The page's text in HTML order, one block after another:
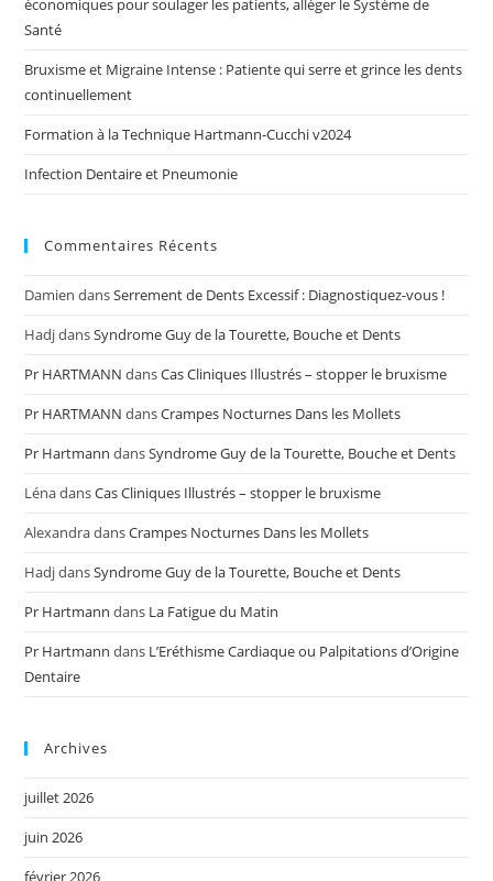
économiques pour soulager les patients, alléger le Système de
Santé
Bruxisme et Migraine Intense : Patiente qui serre et grince les dents
continuellement
Formation à la Technique Hartmann-Cucchi v2024
Infection Dentaire et Pneumonie
Commentaires Récents
Damien dansSerrement de Dents Excessif : Diagnostiquez-vous !
HadjdansSyndrome Guy de la Tourette, Bouche et Dents
Pr HARTMANN dansCas Cliniques Illustrés – stopper le bruxisme
Pr HARTMANN dansCrampes Nocturnes Dans les Mollets
Pr Hartmann dansSyndrome Guy de la Tourette, Bouche et Dents
LénadansCas Cliniques Illustrés – stopper le bruxisme
AlexandradansCrampes Nocturnes Dans les Mollets
HadjdansSyndrome Guy de la Tourette, Bouche et Dents
Pr Hartmann dans La Fatigue du Matin
Pr Hartmann dans L’Eréthisme Cardiaque ou Palpitations d’Origine
Dentaire
Archives
juillet 2026
juin 2026
février 2026